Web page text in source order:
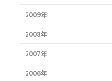
2009年
2008年
2007年
2006年